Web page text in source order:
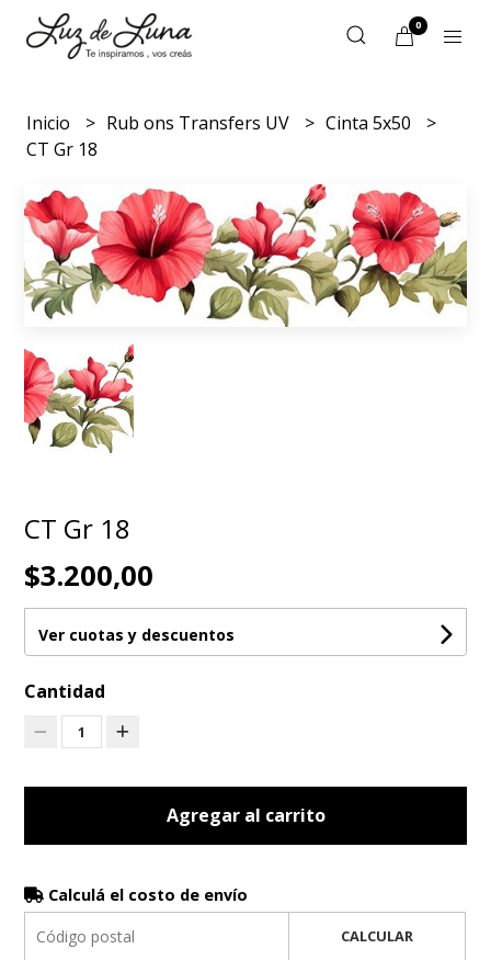
0
Inicio Rub ons Transfers UV
Cinta 5x50
CT Gr 18
CT Gr 18
$3.200,00
Ver cuotas y descuentos
Cantidad
1
Agregar al carrito
Calculá el costo de envío
CALCULAR